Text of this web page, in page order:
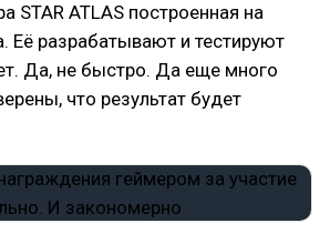
STAR ATLAS построенная на
Её разрабатывают и тестируют
Да, не быстро. Да еще много
что результат будет